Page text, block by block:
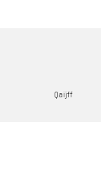
Qaijff